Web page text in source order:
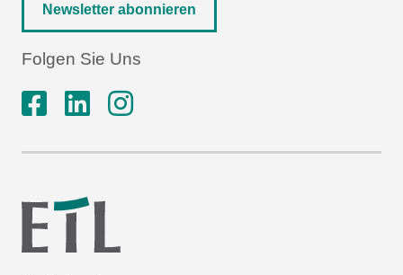
Newsletter abonnieren
Folgen Sie Uns